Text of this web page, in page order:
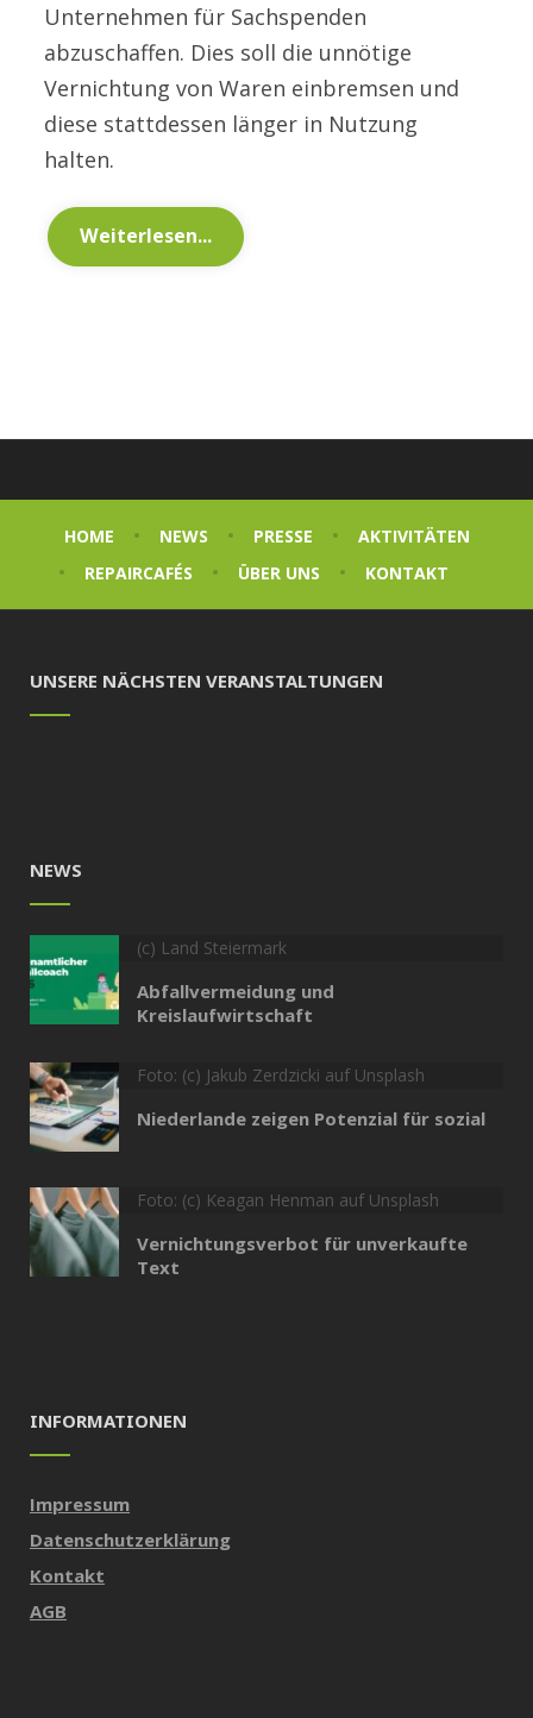
Unternehmen für Sachspenden
abzuschaffen. Dies soll die unnötige
Vernichtung von Waren einbremsen und
diese stattdessen länger in Nutzung
halten.
Weiterlesen...
HOME NEWS PRESSE
AKTIVITÄTEN
REPAIRCAFÉS
ÜBER UNS KONTAKT
UNSERE NÄCHSTEN VERANSTALTUNGEN
NEWS
(c) Land Steiermark
Abfallvermeidung und
Kreislaufwirtschaft
Foto: (c) Jakub Zerdzicki auf Unsplash
Niederlande zeigen Potenzial für sozial
Foto: (c) Keagan Henman auf Unsplash
Vernichtungsverbot für unverkaufte
Text
INFORMATIONEN
Impressum
Datenschutzerklärung
Kontakt
AGB